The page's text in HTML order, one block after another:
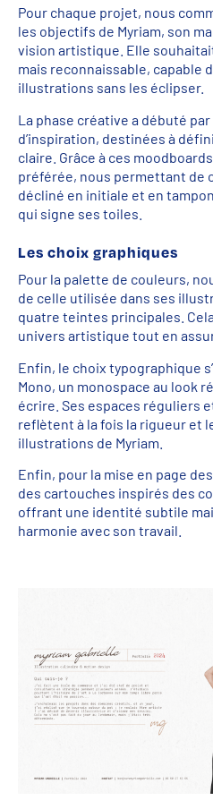
Pour chaque projet, nous
les objectifs de Myriam, son
vision artistique. Elle
mais reconnaissable, capable
illustrations sans les éclipser.
La phase créative a débuté
d’inspiration, destinées à
claire. Grâce à ces
préférée, nous permettant de
décliné en initiale et en
qui signe ses toiles.
Les choix graphiques
Pour la palette de couleurs,
de celle utilisée dans ses
quatre teintes principales.
univers artistique tout en
Enfin, le choix typographique
Mono, un monospace au look
écrire. Ses espaces réguliers
reflètent à la fois la rigueur et
illustrations de Myriam.
Enfin, pour la mise en page
des cartouches inspirés des
offrant une identité subtile
harmonie avec son travail.